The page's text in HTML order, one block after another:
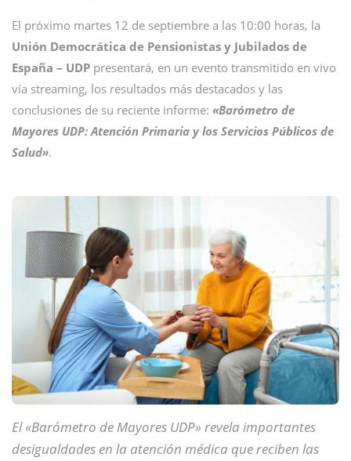
El próximo martes 12 de septiembre a las 10:00 horas, la
Unión Democrática de Pensionistas y Jubilados de
España – UDP presentará, en un evento transmitido en vivo
vía streaming, los resultados más destacados y las
conclusiones de su reciente informe: «Barómetro de
Mayores UDP: Atención Primaria y los Servicios Públicos de
Salud».
El «Barómetro de Mayores UDP» revela importantes
desigualdades en la atención médica que reciben las